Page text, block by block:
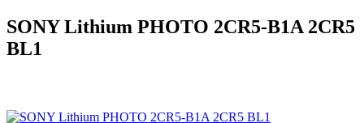
SONY Lithium PHOTO 2CR5-B1A 2CR5
BL1